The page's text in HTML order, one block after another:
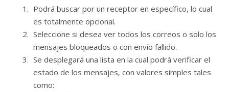
Podrá buscar por un receptor en específico, lo cual
es totalmente opcional.
Seleccione si desea ver todos los correos o solo los
mensajes bloqueados o con envío fallido.
Se desplegará una lista en la cual podrá verificar el
estado de los mensajes, con valores simples tales
como: